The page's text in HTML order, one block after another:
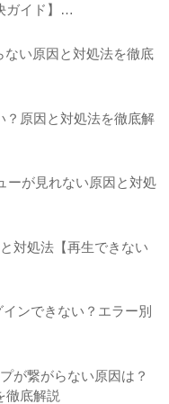
ガイド】…
ない原因と対処法を徹底
？原因と対処法を徹底解
ーが見れない原因と対処
対処法【再生できない
ンできない？エラー別
が繋がらない原因は？
徹底解説